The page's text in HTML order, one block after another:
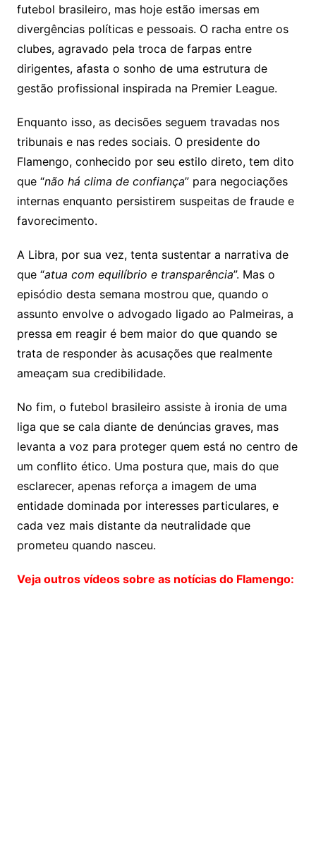
futebol brasileiro, mas hoje estão imersas em
divergências políticas e pessoais. O racha entre os
clubes, agravado pela troca de farpas entre
dirigentes, afasta o sonho de uma estrutura de
gestão profissional inspirada na Premier League.
Enquanto isso, as decisões seguem travadas nos
tribunais e nas redes sociais. O presidente do
Flamengo, conhecido por seu estilo direto, tem dito
que “não há clima de confiança” para negociações
internas enquanto persistirem suspeitas de fraude e
favorecimento.
A Libra, por sua vez, tenta sustentar a narrativa de
que “atua com equilíbrio e transparência”. Mas o
episódio desta semana mostrou que, quando o
assunto envolve o advogado ligado ao Palmeiras, a
pressa em reagir é bem maior do que quando se
trata de responder às acusações que realmente
ameaçam sua credibilidade.
No fim, o futebol brasileiro assiste à ironia de uma
liga que se cala diante de denúncias graves, mas
levanta a voz para proteger quem está no centro de
um conflito ético. Uma postura que, mais do que
esclarecer, apenas reforça a imagem de uma
entidade dominada por interesses particulares, e
cada vez mais distante da neutralidade que
prometeu quando nasceu.
Veja outros vídeos sobre as notícias do Flamengo: